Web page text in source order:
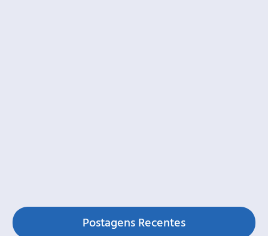
Postagens Recentes